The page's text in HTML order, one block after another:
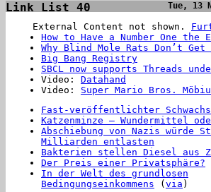
Link List 40 Tue, 13
External Content not shown.
How to Have a Number One the
Why Blind Mole Rats Don’t Get
Big Bang Registry
SBCL now supports Threads
Video: Datahand
Video: Super Mario Bros.
Fast-veröffentlichter
Katzenminze – Wundermittel
Abschiebung von Nazis würde
Milliarden entlasten
Bakterien stellen Diesel aus
Der Preis einer Privatsphäre?
In der Welt des grundlosen
Bedingungseinkommens ( via )